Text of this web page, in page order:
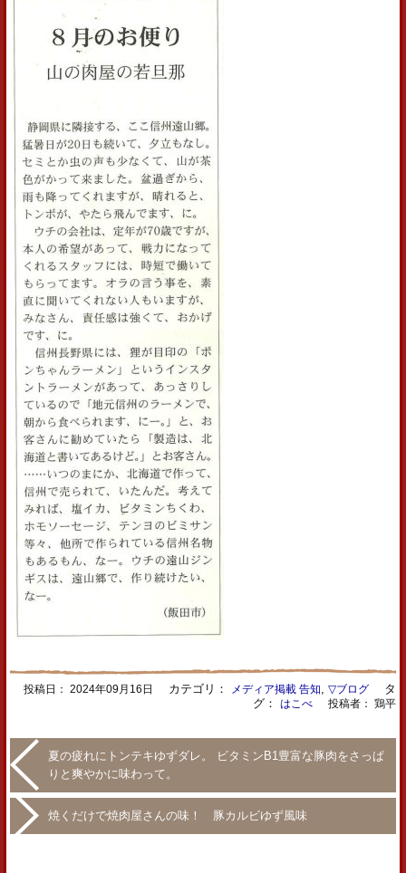
投稿日： 2024年09月16日 カテゴリ： メディア掲載 告知 ▽ブログタ
グ： はこべ 投稿者： 鶏平
夏の疲れにトンテキゆずダレ。 ビタミンB1豊富な豚肉をさっぱ
りと爽やかに味わって。
焼くだけで焼肉屋さんの味！ 豚カルビゆず風味